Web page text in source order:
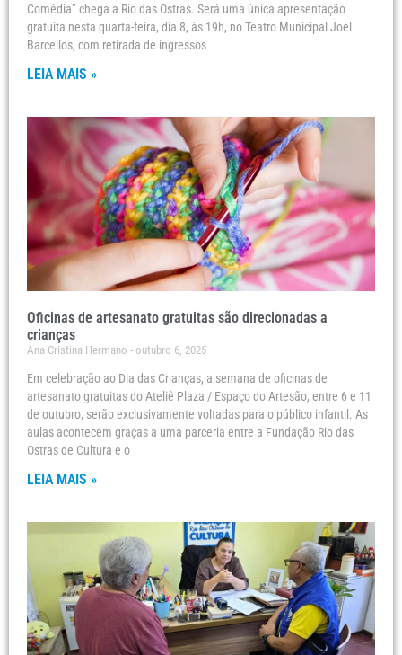
Comédia” chega a Rio das Ostras. Será uma única apresentação
gratuita nesta quarta-feira, dia 8, às 19h, no Teatro Municipal Joel
Barcellos, com retirada de ingressos
LEIA MAIS »
Oficinas de artesanato gratuitas são direcionadas a
crianças
Ana Cristina Hermano outubro 6, 2025
Em celebração ao Dia das Crianças, a semana de oficinas de
artesanato gratuitas do Ateliê Plaza / Espaço do Artesão, entre 6 e 11
de outubro, serão exclusivamente voltadas para o público infantil. As
aulas acontecem graças a uma parceria entre a Fundação Rio das
Ostras de Cultura e o
LEIA MAIS »